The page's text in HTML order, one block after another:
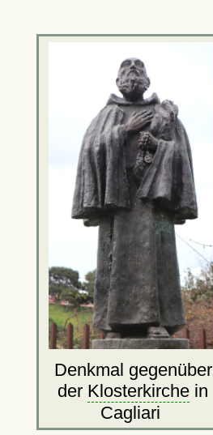
Denkmal gegenüber
der Klosterkirche in
Cagliari